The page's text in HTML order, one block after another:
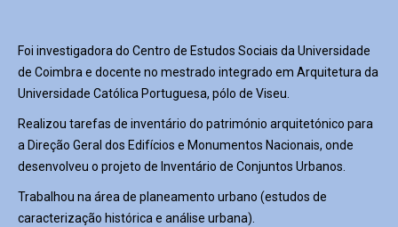
Foi investigadora do Centro de Estudos Sociais da Universidade
de Coimbra e docente no mestrado integrado em Arquitetura da
Universidade Católica Portuguesa, pólo de Viseu.
Realizou tarefas de inventário do património arquitetónico para
a Direção Geral dos Edifícios e Monumentos Nacionais, onde
desenvolveu o projeto de Inventário de Conjuntos Urbanos.
Trabalhou na área de planeamento urbano (estudos de
caracterização histórica e análise urbana).